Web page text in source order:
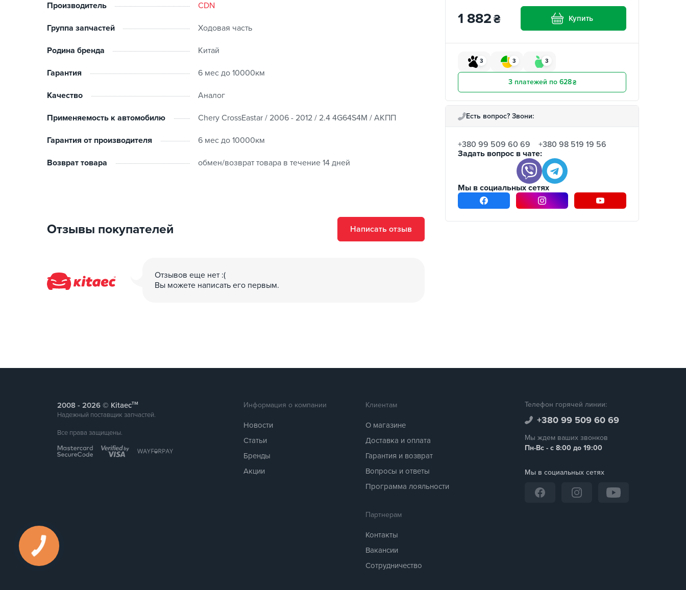
Производитель CDN
Группа запчастей Ходовая часть
Родина бренда Китай
Гарантия 6 мес до 10000км
Качество Аналог
Применяемость к автомобилю Chery CrossEastar / 2006 - 2012 / 2.4 4G64S4M / АКПП
Гарантия от производителя 6 мес до 10000км
Возврат товара обмен/возврат товара в течение 14 дней
Отзывы покупателей Написать отзыв
Отзывов еще нет :(
Вы можете написать его первым.
1 882₴ Купить
3 3 3
3 платежей по 628₴
Есть вопрос? Звони:
+380 99 509 60 69
+380 98 519 19 56
Задать вопрос в чате:
Мы в социальных сетях
Информация о компании
Новости
Статьи
Бренды
Акции
Клиентам
О магазине
Доставка и оплата
Гарантия и возврат
Вопросы и ответы
Программа лояльности
Партнерам
Контакты
Вакансии
Сотрудничество
Телефон горячей линии:
+380 99 509 60 69
Мы ждем ваших звонков
Пн-Вс - с 8:00 до 19:00
Мы в социальных сетях
2008 - © Kitaecтм
Надежный поставщик запчастей.
Все права защищены.